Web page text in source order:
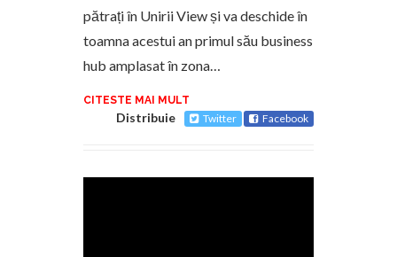
pătrați în Unirii View și va deschide în
toamna acestui an primul său business
hub amplasat în zona…
CITESTE MAI MULT
Distribuie Twitter Facebook